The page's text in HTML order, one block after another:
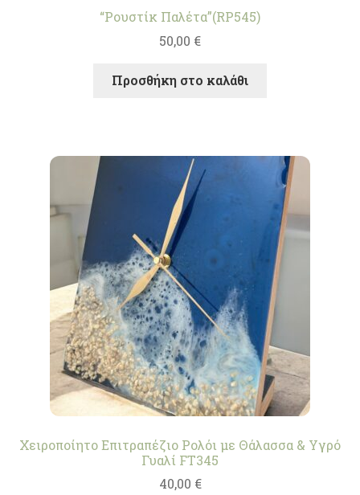
“Ρουστίκ Παλέτα”(RP545)
50,00 €
Προσθήκη στο καλάθι
Χειροποίητο Επιτραπέζιο Ρολόι με Θάλασσα & Υγρό
Γυαλί FT345
40,00 €